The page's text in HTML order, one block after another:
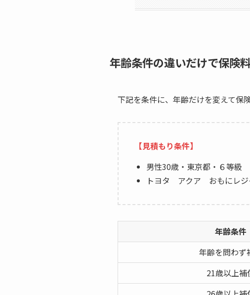
年齢条件の違いだけで保険
下記を条件に、年齢だけを変えて保
【見積もり条件】
男性30歳・東京都・６等級
トヨタ アクア おもにレジ
年齢条件
年齢を問わず
21歳以上補